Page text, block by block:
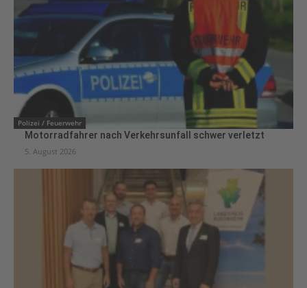
Polizei / Feuerwehr
Motorradfahrer nach Verkehrsunfall schwer verletzt
5. August 2026